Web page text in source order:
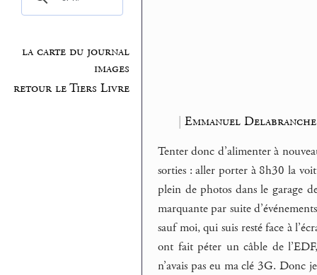
la carte du journal
images
retour le Tiers Livre
| Emmanuel Delabranche
Tenter donc d’alimenter à
sorties : aller porter à 8h30 la
plein de photos dans le garage
marquante par suite
sauf moi, qui suis resté face à
ont fait péter un câble de
n’avais pas eu ma clé 3G. Donc